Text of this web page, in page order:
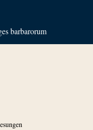
barbarorum